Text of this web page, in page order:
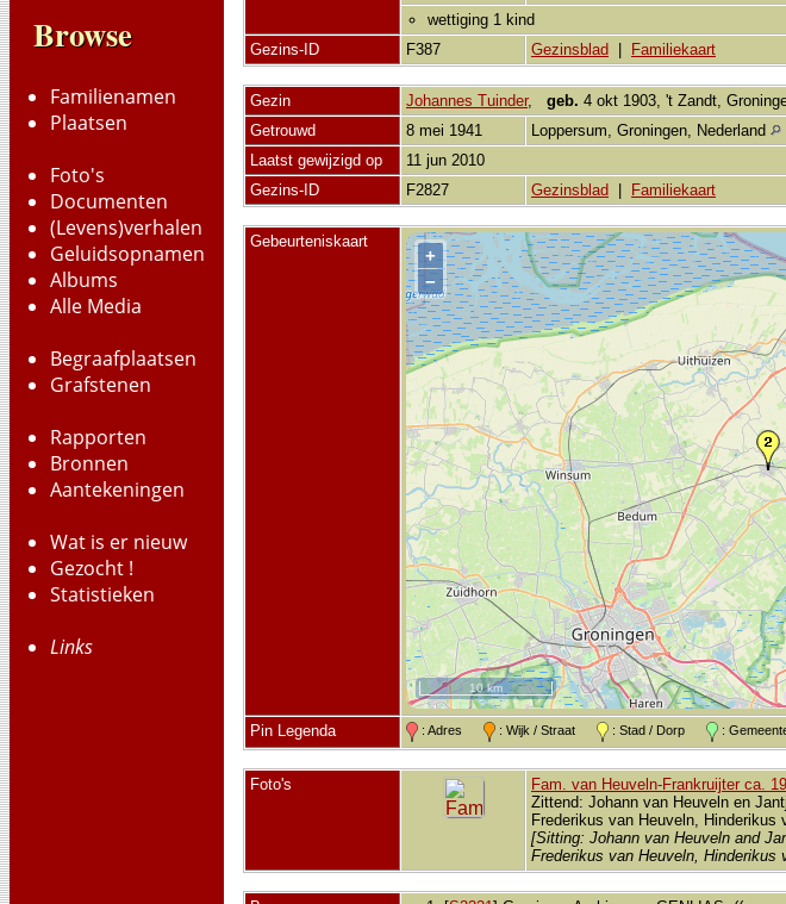
Browse
Familienamen
Plaatsen
Foto's
Documenten
(Levens)verhalen
Geluidsopnamen
Albums
Alle Media
Begraafplaatsen
Grafstenen
Rapporten
Bronnen
Aantekeningen
Wat is er nieuw
Gezocht !
Statistieken
Links
wettiging 1 kind
Gezins-ID
F387 Gezinsblad | Familiekaart
Gezin Johannes Tuinder, geb. 4 okt 1903, 't Zandt,
Getrouwd
8 mei 1941 Loppersum, Groningen, Nederland
Laatst gewijzigd op
11 jun 2010
Gezins-ID
F2827 Gezinsblad | Familiekaart
Gebeurteniskaart
+
−
10 km
Pin Legenda : Adres : Wijk / Straat : Stad / Dorp :
Foto's
Fam. van Heuveln-Frankruijter ca.
Zittend: Johann van Heuveln en
Frederikus van Heuveln, Hinderikus
[Sitting: Johann van Heuveln and
Frederikus van Heuveln, Hinderikus